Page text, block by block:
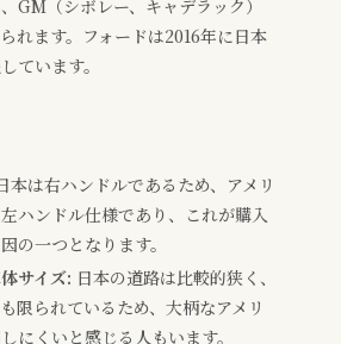
GM（シボレー、キャデラック）
れます。フォードは2016年に日本
ています。
本は右ハンドルであるため、アメリ
ハンドル仕様であり、これが購入
の一つとなります。
サイズ: 日本の道路は比較的狭く、
限られているため、大柄なアメリ
にくいと感じる人もいます。